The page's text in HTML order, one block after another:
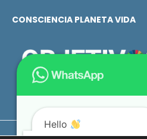
CONSCIENCIA PLANETA VIDA
Hello